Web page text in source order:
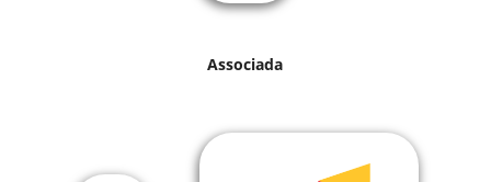
Associada